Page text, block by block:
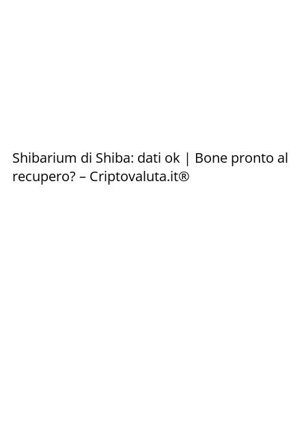
Shibarium di Shiba: dati ok | Bone pronto al
recupero? – Criptovaluta.it®